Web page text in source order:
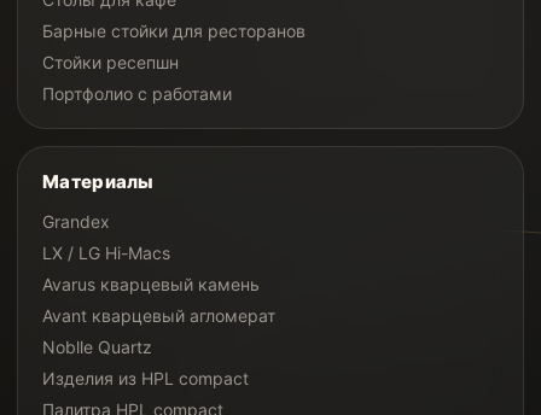
Барные стойки для ресторанов
Стойки ресепшн
Портфолио с работами
Материалы
Grandex
LX / LG Hi-Macs
Avarus кварцевый камень
Avant кварцевый агломерат
Noblle Quartz
Изделия из HPL compact
Палитра HPL compact